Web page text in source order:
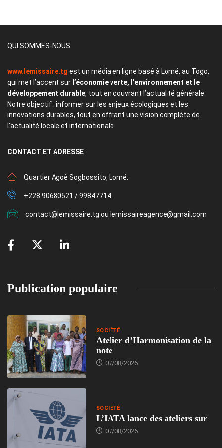
QUI SOMMES-NOUS
www.lemissaire.tg est un média en ligne basé à Lomé, au Togo,
qui met l’accent sur l’économie verte, l’environnement et le
développement durable, tout en couvrant l’actualité générale.
Notre objectif : informer sur les enjeux écologiques et les
innovations durables, tout en offrant une vision complète de
l’actualité locale et internationale.
CONTACT ET ADRESSE
Quartier Agoè Sogbossito, Lomé.
+228 90680521 / 99847714.
contact@lemissaire.tg ou lemissaireagence@gmail.com
Publication populaire
SOCIÉTÉ
Atelier d’Harmonisation de la
note
07/08/2026
SOCIÉTÉ
L’IATA lance des ateliers sur
07/08/2026